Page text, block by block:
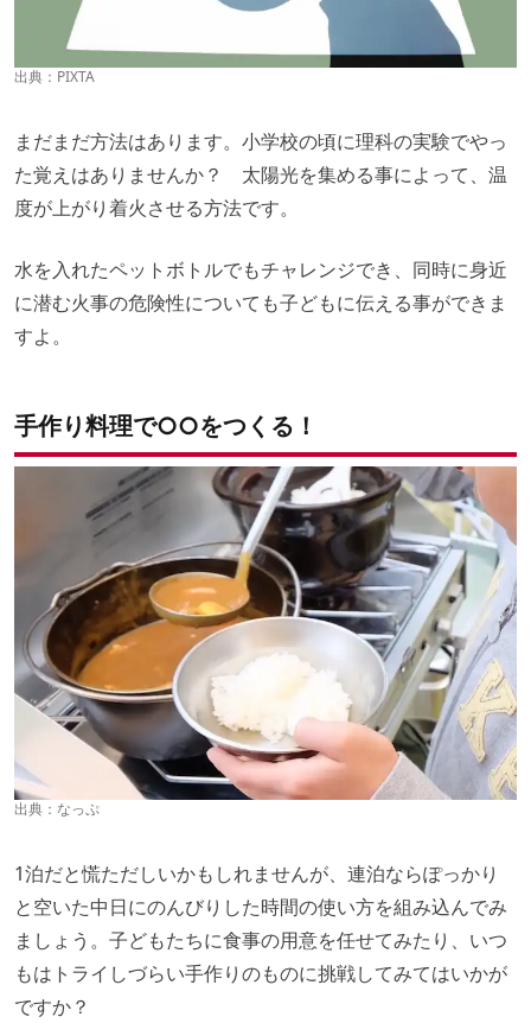
出典： PIXTA
まだまだ方法はあります。小学校の頃に理科の実験でやっ
た覚えはありませんか？ 太陽光を集める事によって、温
度が上がり着火させる方法です。
水を入れたペットボトルでもチャレンジでき、同時に身近
に潜む火事の危険性についても子どもに伝える事ができま
すよ。
手作り料理で○○をつくる！
出典： なっぷ
1泊だと慌ただしいかもしれませんが、連泊ならぽっかり
と空いた中日にのんびりした時間の使い方を組み込んでみ
ましょう。子どもたちに食事の用意を任せてみたり、いつ
もはトライしづらい手作りのものに挑戦してみてはいかが
ですか？